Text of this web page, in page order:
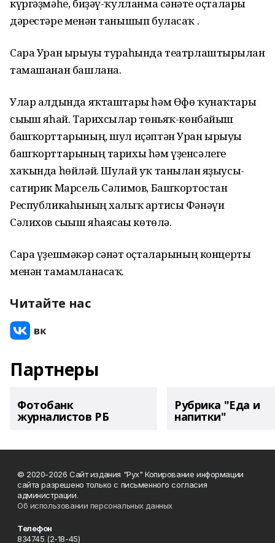
күргәҙмәһе, биҙәү-ҡулланма сәнғәте оҫталары
дәрестәре менән танышып буласаҡ .
Сара Уран ырыуы тураһында театрлаштырылған
тамашанан башлана.
Улар алдында яҡташтары һәм Өфө ҡунаҡтары
сығыш яһай. Тарихсылар төньяҡ-көнбайыш
башҡорттарының, шул иҫәптән Уран ырыуы
башҡорттарының тарихы һәм үҙенсәлеге
хаҡында һөйләй. Шулай уҡ танылған яҙыусы-
сатирик Марсель Сәлимов, Башҡортостан
Республикаһының халыҡ артисы Фәнәүи
Сәлихов сығыш яһаясағы көтөлә.
Сара үҙешмәкәр сәнғәт оҫталарының концерты
менән тамамланасаҡ.
Читайте нас
Партнеры
Фотобанк
журналистов РБ
Рубрика "Еда и
напитки"
© 2020-2026 Сайт издания "Рух" Копирование информации
сайта разрешено только с письменного согласия
администрации.
Об использовании персональных данных
Телефон
834745 (2-18-45)